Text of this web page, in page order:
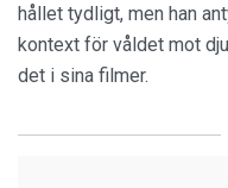
hållet tydligt, men han
kontext för våldet mot
det i sina filmer.